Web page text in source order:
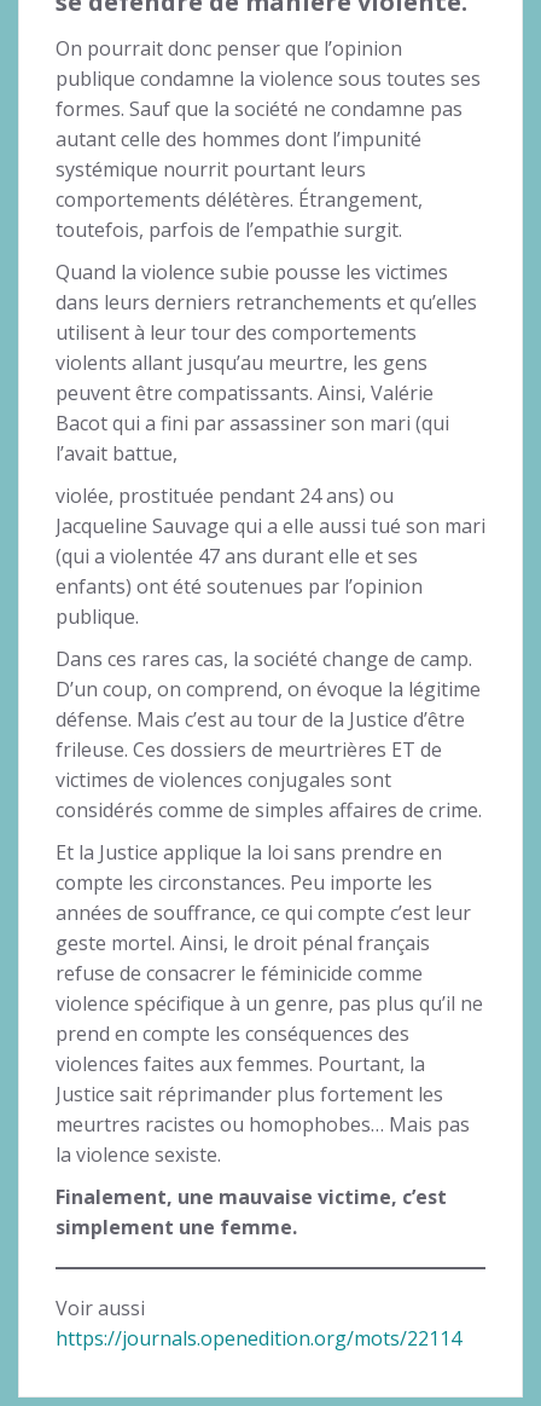
On pourrait donc penser que l’opinion
publique condamne la violence sous toutes ses
formes. Sauf que la société ne condamne pas
autant celle des hommes dont l’impunité
systémique nourrit pourtant leurs
comportements délétères. Étrangement,
toutefois, parfois de l’empathie surgit.
Quand la violence subie pousse les victimes
dans leurs derniers retranchements et qu’elles
utilisent à leur tour des comportements
violents allant jusqu’au meurtre, les gens
peuvent être compatissants. Ainsi, Valérie
Bacot qui a fini par assassiner son mari (qui
l’avait battue,
violée, prostituée pendant 24 ans) ou
Jacqueline Sauvage qui a elle aussi tué son mari
(qui a violentée 47 ans durant elle et ses
enfants) ont été soutenues par l’opinion
publique.
Dans ces rares cas, la société change de camp.
D’un coup, on comprend, on évoque la légitime
défense. Mais c’est au tour de la Justice d’être
frileuse. Ces dossiers de meurtrières ET de
victimes de violences conjugales sont
considérés comme de simples affaires de crime.
Et la Justice applique la loi sans prendre en
compte les circonstances. Peu importe les
années de souffrance, ce qui compte c’est leur
geste mortel. Ainsi, le droit pénal français
refuse de consacrer le féminicide comme
violence spécifique à un genre, pas plus qu’il ne
prend en compte les conséquences des
violences faites aux femmes. Pourtant, la
Justice sait réprimander plus fortement les
meurtres racistes ou homophobes… Mais pas
la violence sexiste.
Finalement, une mauvaise victime, c’est
simplement une femme.
Voir aussi
https://journals.openedition.org/mots/22114